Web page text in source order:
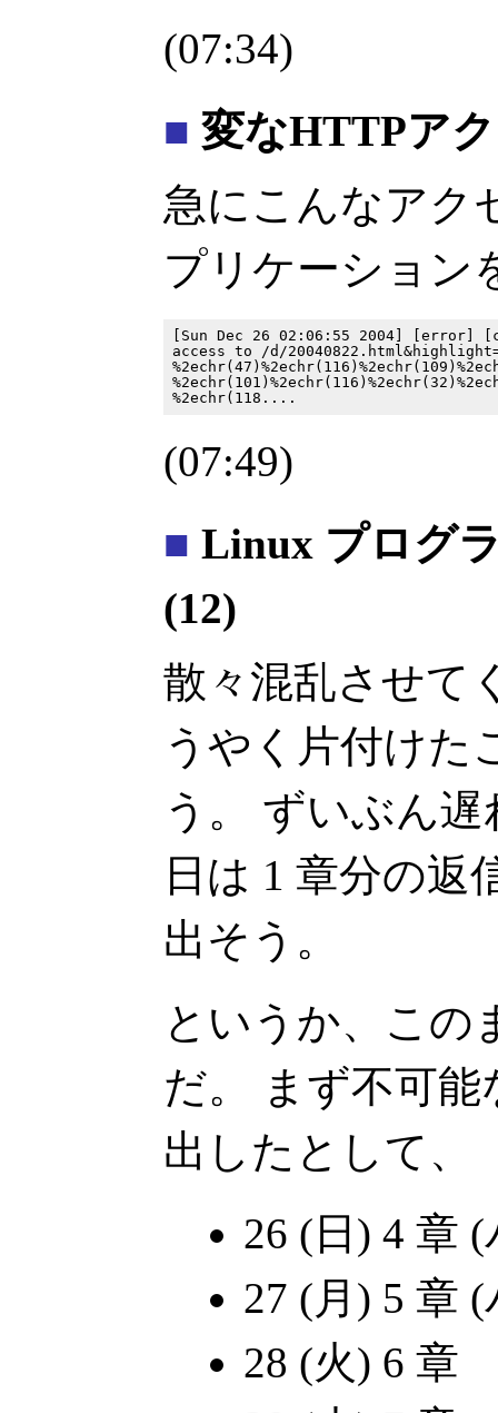
(07:34)
■ 変なHTTPア
急にこんなアク
プリケーション
[Sun Dec 26 02:06:55 2004] [error]
access to /d/
(07:49)
■ Linux プログ
(12)
散々混乱させて
うやく片付けた
う。 ずいぶん
日は 1 章分の返
出そう。
というか、この
だ。 まず不可
出したとして、
26 (日) 4 章
27 (月) 5 章
28 (火) 6 章